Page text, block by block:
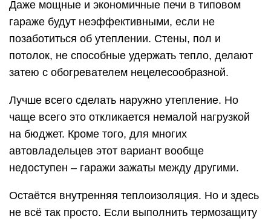
Даже мощные и экономичные печи в типовом
гараже будут неэффективными, если не
позаботиться об утеплении. Стены, пол и
потолок, не способные удержать тепло, делают
затею с обогревателем нецелесообразной.
Лучше всего сделать наружно утепление. Но
чаще всего это откликается немалой нагрузкой
на бюджет. Кроме того, для многих
автовладельцев этот вариант вообще
недоступен – гаражи зажаты между другими.
Остаётся внутренняя теплоизоляция. Но и здесь
не всё так просто. Если выполнить термозащиту